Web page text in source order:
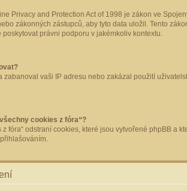
Privacy and Protection Act of 1998 je zákon ve
zákonných zástupců, aby tyto data uložil. Tento
poskytovat právni podporu v jakémkoliv kontextu.
zabanoval vaši IP adresu nebo zakázal použití
cookies z fóra“?
z fóra“ odstraní cookies, které jsou vytvořené phpBB